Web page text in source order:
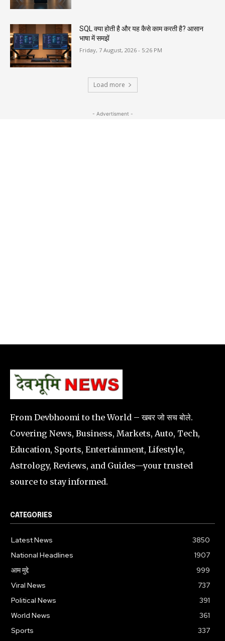
SQL क्या होती है और यह कैसे काम करती है? आसान
भाषा में समझें
Friday, 7 August, 2026 - 5:26 PM
Load more
- Advertisment -
From Devbhoomi to the World – खबर जो सच बोले.
Covering News, Business, Markets, Auto, Tech,
Education, Sports, Entertainment, Lifestyle,
Astrology, Reviews, and Guides—your trusted
source to stay informed.
CATEGORIES
Latest News
3850
National Headlines
1907
आम मुद्दे
999
Viral News
737
Political News
391
World News
361
Sports
337